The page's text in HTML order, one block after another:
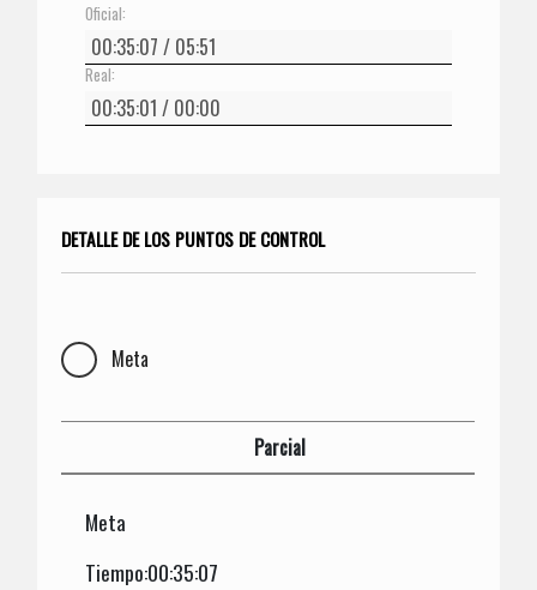
Oficial:
Real:
DETALLE DE LOS PUNTOS DE CONTROL
Meta
Parcial
Meta
Tiempo:00:35:07